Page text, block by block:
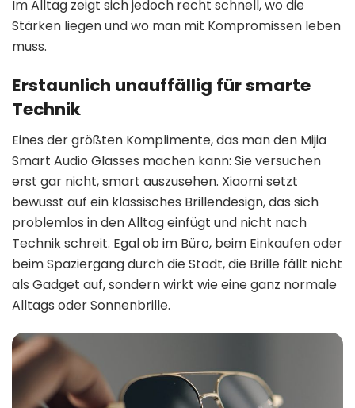
Im Alltag zeigt sich jedoch recht schnell, wo die
Stärken liegen und wo man mit Kompromissen leben
muss.
Erstaunlich unauffällig für smarte
Technik
Eines der größten Komplimente, das man den Mijia
Smart Audio Glasses machen kann: Sie versuchen
erst gar nicht, smart auszusehen. Xiaomi setzt
bewusst auf ein klassisches Brillendesign, das sich
problemlos in den Alltag einfügt und nicht nach
Technik schreit. Egal ob im Büro, beim Einkaufen oder
beim Spaziergang durch die Stadt, die Brille fällt nicht
als Gadget auf, sondern wirkt wie eine ganz normale
Alltags oder Sonnenbrille.